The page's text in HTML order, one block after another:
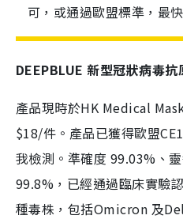
可，或通過歐盟標準，最
DEEPBLUE 新型冠狀病毒抗
產品現時於HK Medical
$18/件。產品已獲得歐盟
我檢測。準確度 99.03%、
99.8%，已經通過臨床實驗
種毒株，包括Omicron 及